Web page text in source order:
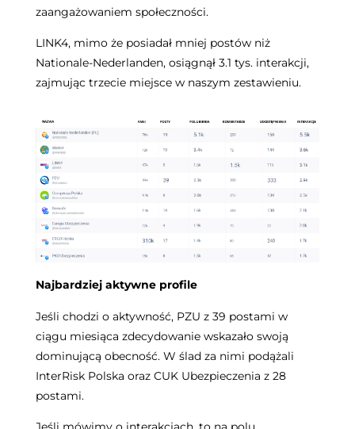
zaangażowaniem społeczności.
LINK4, mimo że posiadał mniej postów niż
Nationale-Nederlanden, osiągnął 3.1 tys. interakcji,
zajmując trzecie miejsce w naszym zestawieniu.
Najbardziej aktywne profile
Jeśli chodzi o aktywność, PZU z 39 postami w
ciągu miesiąca zdecydowanie wskazało swoją
dominującą obecność. W ślad za nimi podążali
InterRisk Polska oraz CUK Ubezpieczenia z 28
postami.